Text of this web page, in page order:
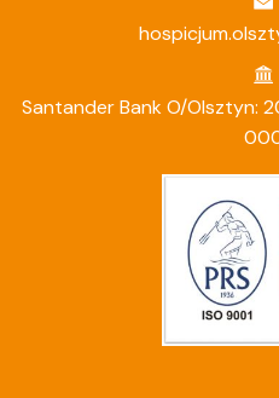
Santander Bank O/Olsztyn: